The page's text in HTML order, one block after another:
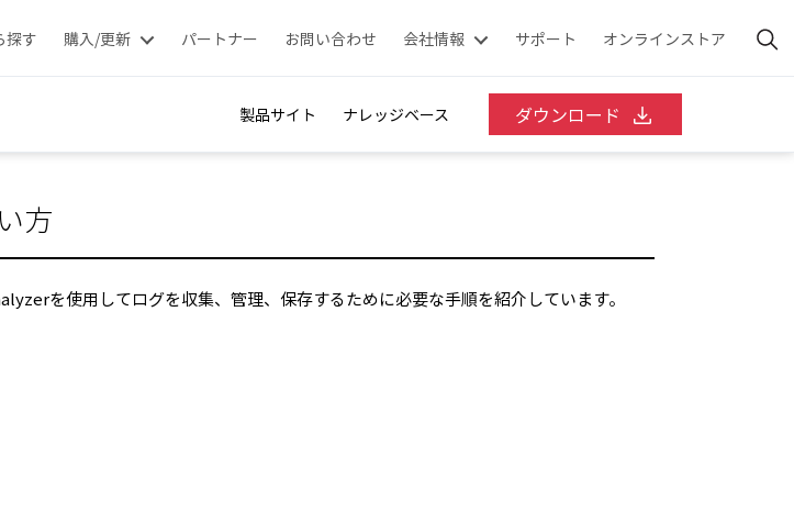
探す 購入/更新 パートナー お問い合わせ 会社情報 サポート オンラインストア
製品サイト ナレッジベース ダウンロード
方
を使用してログを収集、管理、保存するために必要な手順を紹介しています。